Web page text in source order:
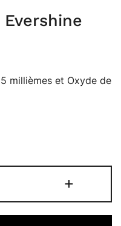
millièmes et Oxyde de
+